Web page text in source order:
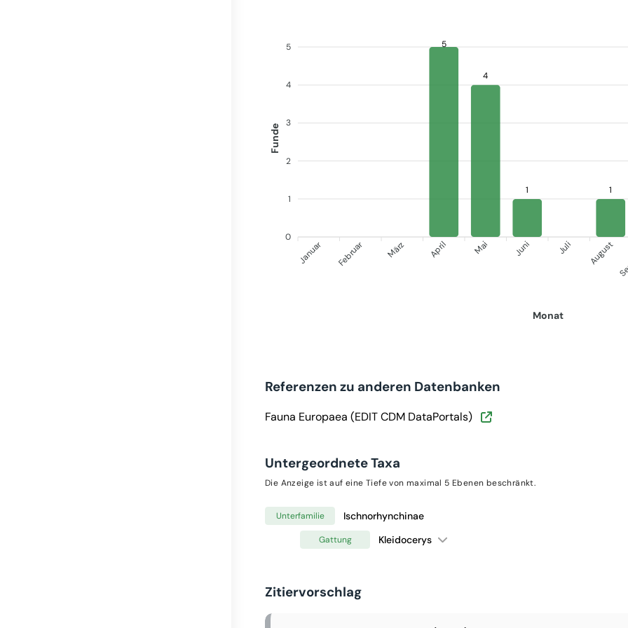
5
4
3
2
1
0
Funde
5
4
1 1
Januar Februar März April Mai Juni Juli August
Monat
Referenzen zu anderen Datenbanken
Fauna Europaea (EDIT CDM DataPortals)
Untergeordnete Taxa
Die Anzeige ist auf eine Tiefe von maximal 5 Ebenen beschränkt.
Unterfamilie Ischnorhynchinae
Gattung Kleidocerys
Zitiervorschlag